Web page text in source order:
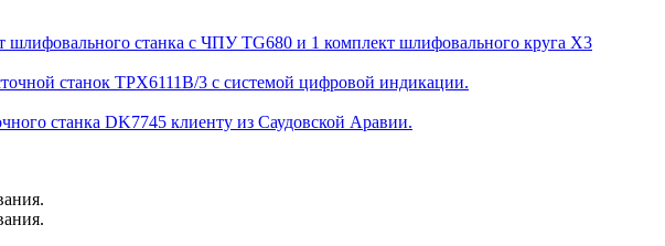
станка с ЧПУ TG680 и 1 комплект шлифовального круга X3
станок TPX6111B/3 с системой цифровой индикации.
станка DK7745 клиенту из Саудовской Аравии.